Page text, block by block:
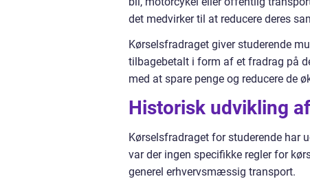
det medvirker til at reducere deres
Kørselsfradraget giver studerende
tilbagebetalt i form af et fradrag på
med at spare penge og reducere de
Historisk udvikling
Kørselsfradraget for studerende har
var der ingen specifikke regler for
generel erhvervsmæssig transport.